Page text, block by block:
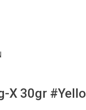
X 30gr